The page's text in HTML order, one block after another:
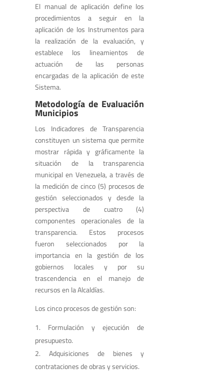
El manual de aplicación define los
procedimientos a seguir en la
aplicación de los Instrumentos para
la realización de la evaluación, y
establece los lineamientos de
actuación de las personas
encargadas de la aplicación de este
Sistema.
Metodología de Evaluación
Municipios
Los Indicadores de Transparencia
constituyen un sistema que permite
mostrar rápida y gráficamente la
situación de la transparencia
municipal en Venezuela, a través de
la medición de cinco (5) procesos de
gestión seleccionados y desde la
perspectiva de cuatro (4)
componentes operacionales de la
transparencia. Estos procesos
fueron seleccionados por la
importancia en la gestión de los
gobiernos locales y por su
trascendencia en el manejo de
recursos en la Alcaldías.
Los cinco procesos de gestión son:
Formulación y ejecución de
presupuesto.
Adquisiciones de bienes y
contrataciones de obras y servicios.